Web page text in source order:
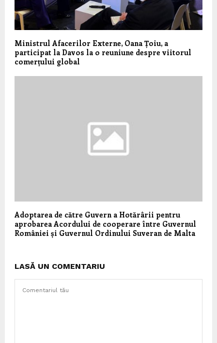
Ministrul Afacerilor Externe, Oana Țoiu, a
participat la Davos la o reuniune despre viitorul
comerțului global
Adoptarea de către Guvern a Hotărârii pentru
aprobarea Acordului de cooperare între Guvernul
României și Guvernul Ordinului Suveran de Malta
LASĂ UN COMENTARIU